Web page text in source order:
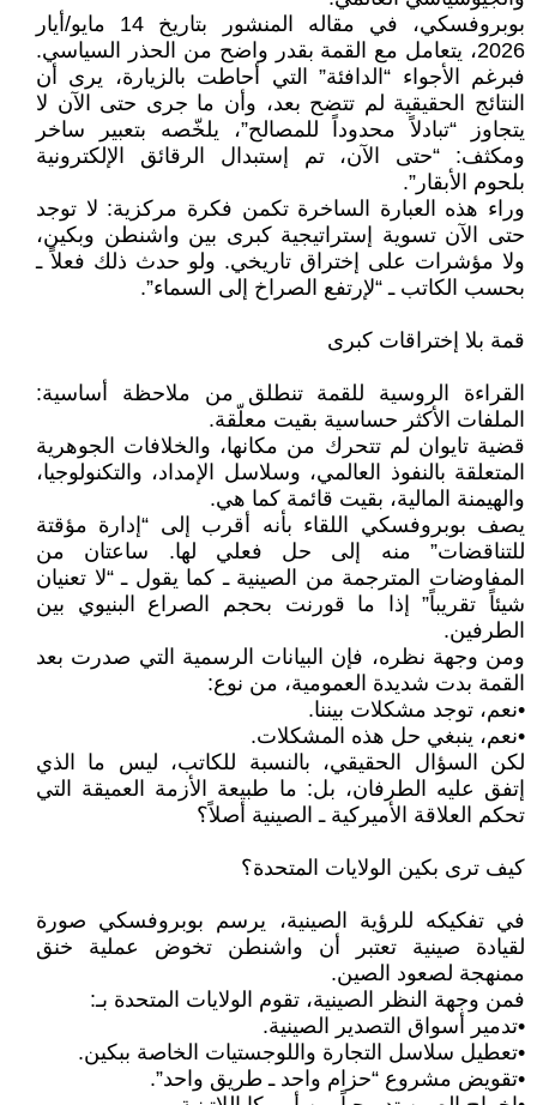
بوبروفسكي، في مقاله المنشور بتاريخ 14 مايو/أيار
2026، يتعامل مع القمة بقدر واضح من الحذر السياسي.
فبرغم الأجواء “الدافئة” التي أحاطت بالزيارة، يرى أن
النتائج الحقيقية لم تتضح بعد، وأن ما جرى حتى الآن لا
يتجاوز “تبادلاً محدوداً للمصالح”، يلخّصه بتعبير ساخر
ومكثف: “حتى الآن، تم إستبدال الرقائق الإلكترونية
بلحوم الأبقار”.
وراء هذه العبارة الساخرة تكمن فكرة مركزية: لا توجد
حتى الآن تسوية إستراتيجية كبرى بين واشنطن وبكين،
ولا مؤشرات على إختراق تاريخي. ولو حدث ذلك فعلاً ـ
بحسب الكاتب ـ “لإرتفع الصراخ إلى السماء”.
قمة بلا إختراقات كبرى
القراءة الروسية للقمة تنطلق من ملاحظة أساسية:
الملفات الأكثر حساسية بقيت معلّقة.
قضية تايوان لم تتحرك من مكانها، والخلافات الجوهرية
المتعلقة بالنفوذ العالمي، وسلاسل الإمداد، والتكنولوجيا،
والهيمنة المالية، بقيت قائمة كما هي.
يصف بوبروفسكي اللقاء بأنه أقرب إلى “إدارة مؤقتة
للتناقضات” منه إلى حل فعلي لها. ساعتان من
المفاوضات المترجمة من الصينية ـ كما يقول ـ “لا تعنيان
شيئاً تقريباً” إذا ما قورنت بحجم الصراع البنيوي بين
الطرفين.
ومن وجهة نظره، فإن البيانات الرسمية التي صدرت بعد
القمة بدت شديدة العمومية، من نوع:
•نعم، توجد مشكلات بيننا.
•نعم، ينبغي حل هذه المشكلات.
لكن السؤال الحقيقي، بالنسبة للكاتب، ليس ما الذي
إتفق عليه الطرفان، بل: ما طبيعة الأزمة العميقة التي
تحكم العلاقة الأميركية ـ الصينية أصلاً؟
كيف ترى بكين الولايات المتحدة؟
في تفكيكه للرؤية الصينية، يرسم بوبروفسكي صورة
لقيادة صينية تعتبر أن واشنطن تخوض عملية خنق
ممنهجة لصعود الصين.
فمن وجهة النظر الصينية، تقوم الولايات المتحدة بـ:
•تدمير أسواق التصدير الصينية.
•تعطيل سلاسل التجارة واللوجستيات الخاصة ببكين.
•تقويض مشروع “حزام واحد ـ طريق واحد”.